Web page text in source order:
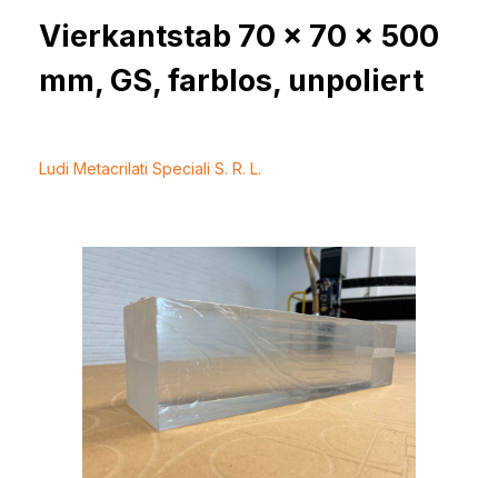
Vierkantstab 70 x 70 x 500
mm, GS, farblos, unpoliert
Ludi Metacrilati Speciali S. R. L.